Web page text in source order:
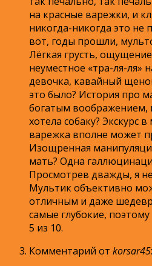
на красные варежки, и
никогда-никогда это не
вот, годы прошли,
Лёгкая грусть,
неуместное «тра-ля-ля»
девочка, кавайный
это было? История про
богатым воображением,
хотела собаку? Экскурс
варежка вполне может
Изощренная
мать? Одна
Просмотрев дважды, я
Мультик объективно
отличным и даже
самые глубокие, поэтому
5 из 10.
Комментарий от korsar45: